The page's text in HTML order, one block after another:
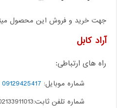
جهت خرید و فروش این محصول
آراد کابل
راه های ارتباطی:
شماره موبایل: 09129425417
شماره تلفن ثابت:02133911013